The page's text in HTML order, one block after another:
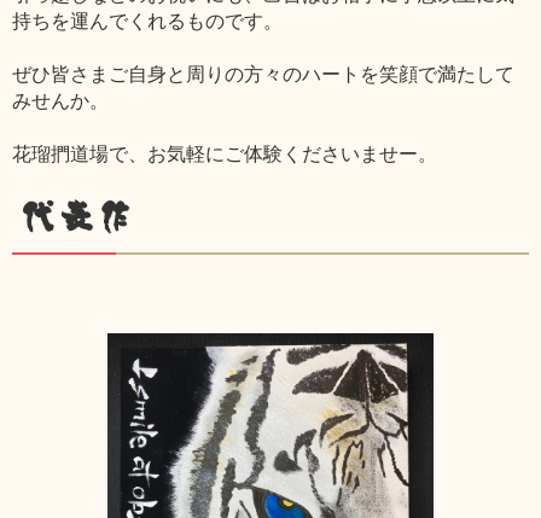
持ちを運んでくれるものです。
ぜひ皆さまご自身と周りの方々のハートを笑顔で満たして
みせんか。
花瑠捫道場で、お気軽にご体験くださいませー。
代表作